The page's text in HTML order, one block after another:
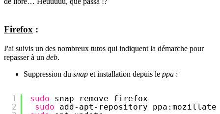
Firefox :
J'ai suivis un des nombreux tutos qui indiquent la démarche pour
repasser à un deb.
Suppression du snap et installation depuis le ppa :
1
2
sudo
snap remove firefox
sudo
add-apt-repository